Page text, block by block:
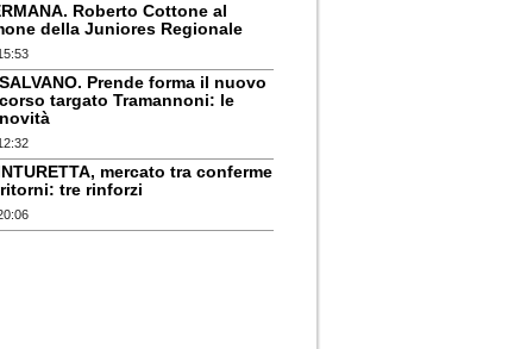
Roberto Cottone al
della Juniores Regionale
SALVANO. Prende forma il nuovo
corso targato Tramannoni: le
novità
mercato tra conferme
tre rinforzi